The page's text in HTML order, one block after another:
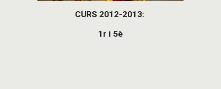
CURS 2012-2013:
1r i 5è